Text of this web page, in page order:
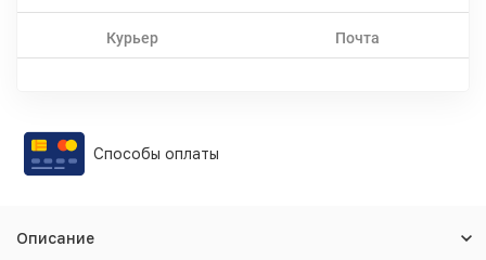
Курьер Почта
Способы оплаты
Описание